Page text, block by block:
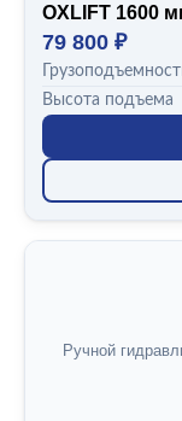
OXLIFT 1600
79 800 ₽
Высота подъема
Ручной